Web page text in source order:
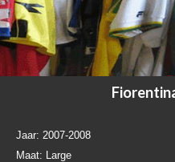
Jaar: 2007-2008
Maat: Large